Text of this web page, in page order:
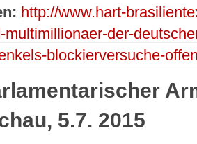
http://www.hart-
multimillionaer-der-
blockierversuche-
5.7. 2015